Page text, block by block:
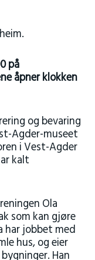
på
åpner klokken
og bevaring
Agder-museet
i Vest-Agder
kalt
Ola
som kan gjøre
har jobbet med
hus, og eier
Han